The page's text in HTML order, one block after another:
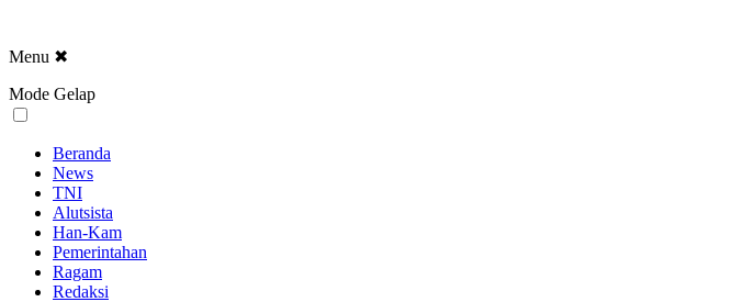
Menu ✖
Mode Gelap
Beranda
News
TNI
Alutsista
Han-Kam
Pemerintahan
Ragam
Redaksi